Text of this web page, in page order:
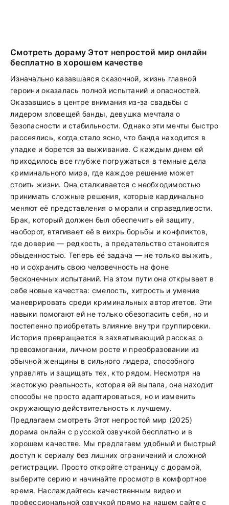
Смотреть дораму Этот непростой мир онлайн
бесплатно в хорошем качестве
Изначально казавшаяся сказочной, жизнь главной
героини оказалась полной испытаний и опасностей.
Оказавшись в центре внимания из-за свадьбы с
лидером зловещей банды, девушка мечтала о
безопасности и стабильности. Однако эти мечты быстро
рассеялись, когда стало ясно, что банда находится в
упадке и борется за выживание. С каждым днем ей
приходилось все глубже погружаться в темные дела
криминального мира, где каждое решение может
стоить жизни. Она сталкивается с необходимостью
принимать сложные решения, которые кардинально
меняют её представления о морали и справедливости.
Брак, который должен был обеспечить ей защиту,
наоборот, втягивает её в вихрь борьбы и конфликтов,
где доверие — редкость, а предательство становится
обыденностью. Теперь её задача — не только выжить,
но и сохранить свою человечность на фоне
бесконечных испытаний. На этом пути она открывает в
себе новые качества: смелость, хитрость и умение
маневрировать среди криминальных авторитетов. Эти
навыки помогают ей не только обезопасить себя, но и
постепенно приобретать влияние внутри группировки.
История превращается в захватывающий рассказ о
превозмогании, личном росте и преобразовании из
обычной женщины в сильного лидера, способного
управлять и защищать тех, кто рядом. Несмотря на
жестокую реальность, которая ей выпала, она находит
способы не просто адаптироваться, но и изменить
окружающую действительность к лучшему.
Предлагаем смотреть Этот непростой мир (2025)
дорама онлайн с русской озвучкой бесплатно и в
хорошем качестве. Мы предлагаем удобный и быстрый
доступ к сериалу без лишних ограничений и сложной
регистрации. Просто откройте страницу с дорамой,
выберите серию и начинайте просмотр в комфортное
время. Наслаждайтесь качественным видео и
профессиональной озвучкой прямо на нашем сайте с